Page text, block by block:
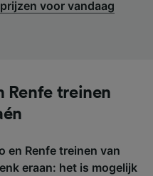
voor vandaag
Renfe treinen
en Renfe treinen van
eraan: het is mogelijk